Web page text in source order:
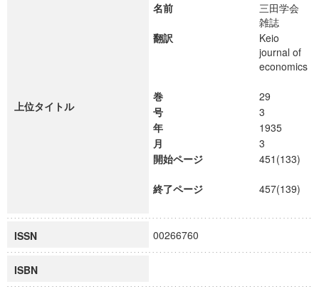
上位タイトル
名前
三田学会
雑誌
翻訳
Keio
journal of
economics
巻
29
号
3
年
1935
月
3
開始ページ
451(133)
終了ページ 457(139)
ISSN 00266760
ISBN